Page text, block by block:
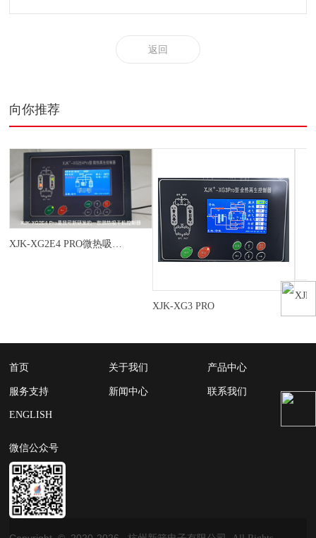
返回
向你推荐
XJK-XG2E4 PRO微热吸干机控制器
XJK-XG3 PRO
首页 关于我们 产品中心
服务支持 新闻中心 联系我们
ENGLISH
微信公众号